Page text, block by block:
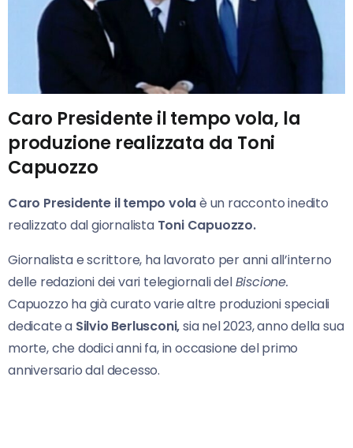
Caro Presidente il tempo vola, la
produzione realizzata da Toni
Capuozzo
Caro Presidente il tempo volaè un racconto inedito
realizzato dal giornalista Toni Capuozzo.
Giornalista e scrittore, ha lavorato per anni all’interno
delle redazioni dei vari telegiornali delBiscione.
Capuozzo ha già curato varie altre produzioni speciali
dedicate a Silvio Berlusconi,sia nel 2023, anno della sua
morte, che dodici anni fa, in occasione del primo
anniversario dal decesso.